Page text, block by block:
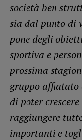
società ben
sia dal punto di
pone degli
sportiva e
prossima
gruppo affiatato
di poter
raggiungere
importanti e